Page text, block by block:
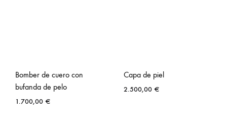
Bomber de cuero con
bufanda de pelo
1.700,00 €
Capa de piel
2.500,00 €